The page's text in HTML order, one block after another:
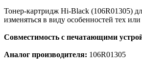
Тонер-картридж Hi-Black (106R01305)
изменяться в виду особенностей тех
Совместимость с печатающими
Аналог производителя: 106R01305